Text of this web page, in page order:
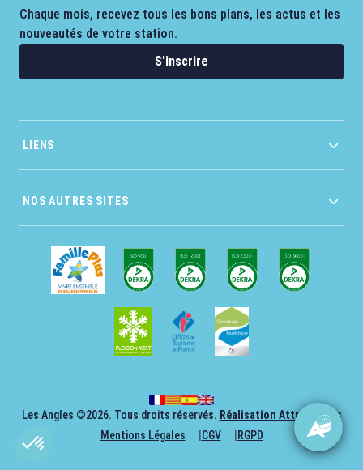
Chaque mois, recevez tous les bons plans, les actus et les
nouveautés de votre station.
S'inscrire
LIENS
NOS AUTRES SITES
Les Angles ©2026. Tous droits réservés. Réalisation AttrapTemps
Mentions Légales
CGV RGPD